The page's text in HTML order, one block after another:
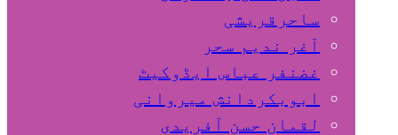
ساحرقریشی
آغر ندیم سحر
غضنفر عباس ایڈوکیٹ
ابوبکردانش میروانی
لقمان حسن آفریدی